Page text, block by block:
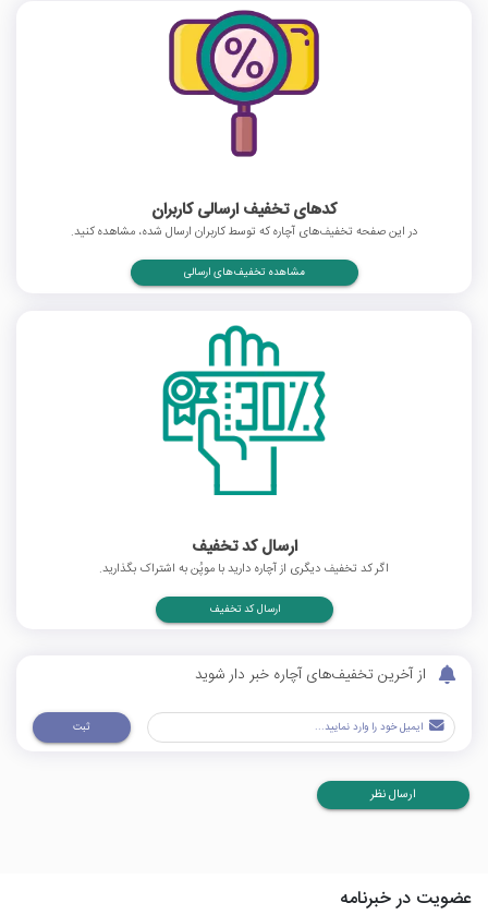
کدهای تخفیف ارسالی کاربران
در این صفحه تخفیف‌های آچاره که توسط کاربران ارسال شده، مشاهده کنید.
مشاهده تخفیف‌های ارسالی
ارسال کد تخفیف
اگر کد تخفیف دیگری از آچاره دارید با موپُن به اشتراک بگذارید.
ارسال کد تخفیف
از آخرین تخفیف‌های آچاره خبر دار شوید
ثبت
ارسال نظر
عضویت در خبرنامه